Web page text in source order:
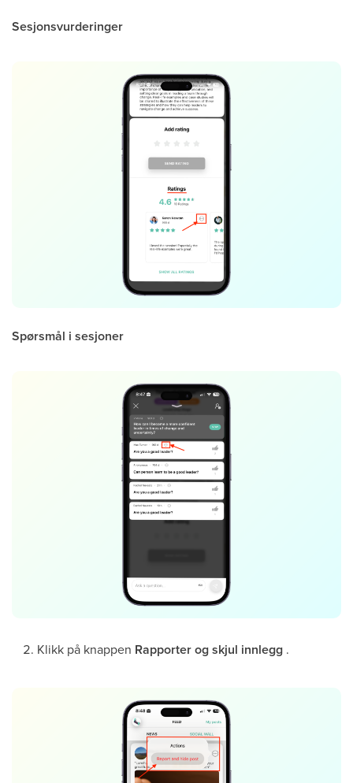
Sesjonsvurderinger
Spørsmål i sesjoner
Klikk på knappen Rapporter og skjul innlegg .